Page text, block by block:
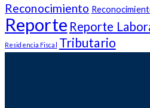
Reconocimiento
Reporte Reporte
Residencia Fiscal Tributario